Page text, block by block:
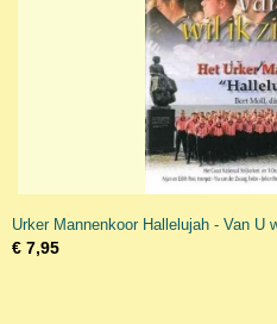
Urker Mannenkoor Hallelujah - Van U
€ 7,95